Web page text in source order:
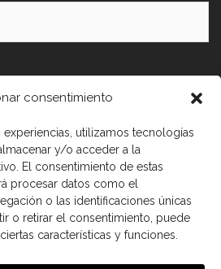
consentimiento
experiencias, utilizamos tecnologías
y/o acceder a la
El consentimiento de estas
procesar datos como el
o las identificaciones únicas
o retirar el consentimiento, puede
características y funciones.
términos y condiciones